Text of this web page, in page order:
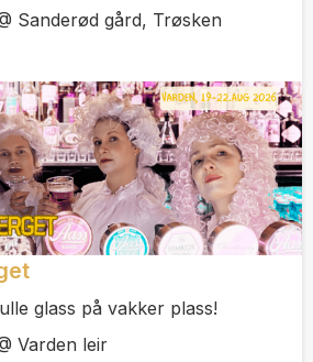
Sanderød gård, Trøsken
glass på vakker plass!
Varden leir